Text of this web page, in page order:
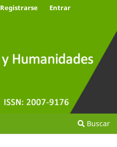
Buscar
Registrarse Entrar